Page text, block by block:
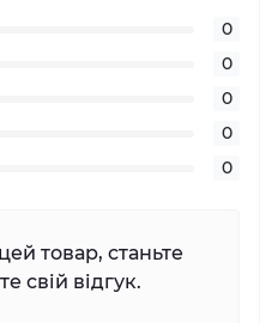
0
0
0
0
0
товар, станьте
свій відгук.